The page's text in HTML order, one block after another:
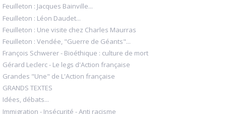
Feuilleton : Jacques Bainville...
Feuilleton : Léon Daudet...
Feuilleton : Une visite chez Charles Maurras
Feuilleton : Vendée, "Guerre de Géants"...
François Schwerer - Bioéthique : culture de mort
Gérard Leclerc - Le legs d'Action française
Grandes "Une" de L'Action française
GRANDS TEXTES
Idées, débats...
Immigration - Insécurité - Anti racisme